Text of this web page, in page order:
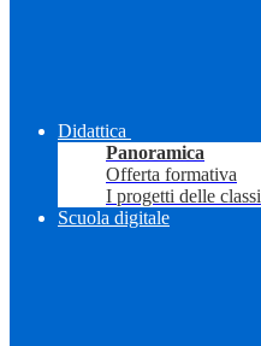
Didattica
Panoramica
Offerta formativa
I progetti delle classi
Scuola digitale